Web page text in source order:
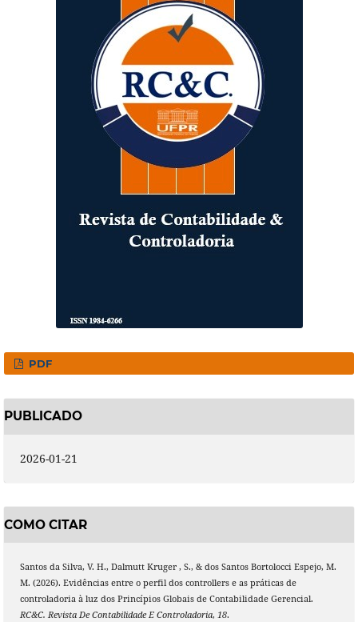
PDF
PUBLICADO
2026-01-21
COMO CITAR
Santos da Silva, V. H., Dalmutt Kruger , S., & dos Santos Bortolocci Espejo, M.
M. (2026). Evidências entre o perfil dos controllers e as práticas de
controladoria à luz dos Princípios Globais de Contabilidade Gerencial.
RC&C. Revista De Contabilidade E Controladoria, 18.